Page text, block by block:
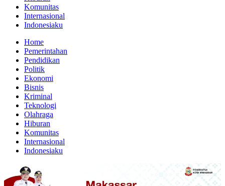
Komunitas
Internasional
Indonesiaku
Home
Pemerintahan
Pendidikan
Politik
Ekonomi
Bisnis
Kriminal
Teknologi
Olahraga
Hiburan
Komunitas
Internasional
Indonesiaku